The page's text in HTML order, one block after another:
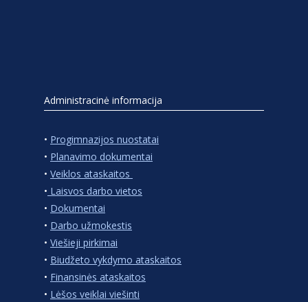
Administracinė informacija
• Progimnazijos nuostatai
• Planavimo dokumentai
• Veiklos ataskaitos
• Laisvos darbo vietos
• Dokumentai
• Darbo užmokestis
• Viešieji pirkimai
• Biudžeto vykdymo ataskaitos
• Finansinės ataskaitos
• Lėšos veiklai viešinti